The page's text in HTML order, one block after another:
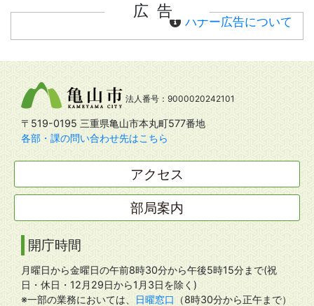
広告
バナー広告について
法人番号：9000020242101
〒519-0195 三重県亀山市本丸町577番地
各部・課の問い合わせ先はこちら
アクセス
部局案内
開庁時間
月曜日から金曜日の午前8時30分から午後5時15分まで(祝
日・休日・12月29日から1月3日を除く)
※一部の業務においては、
日曜窓口 （8時30分から正午まで）